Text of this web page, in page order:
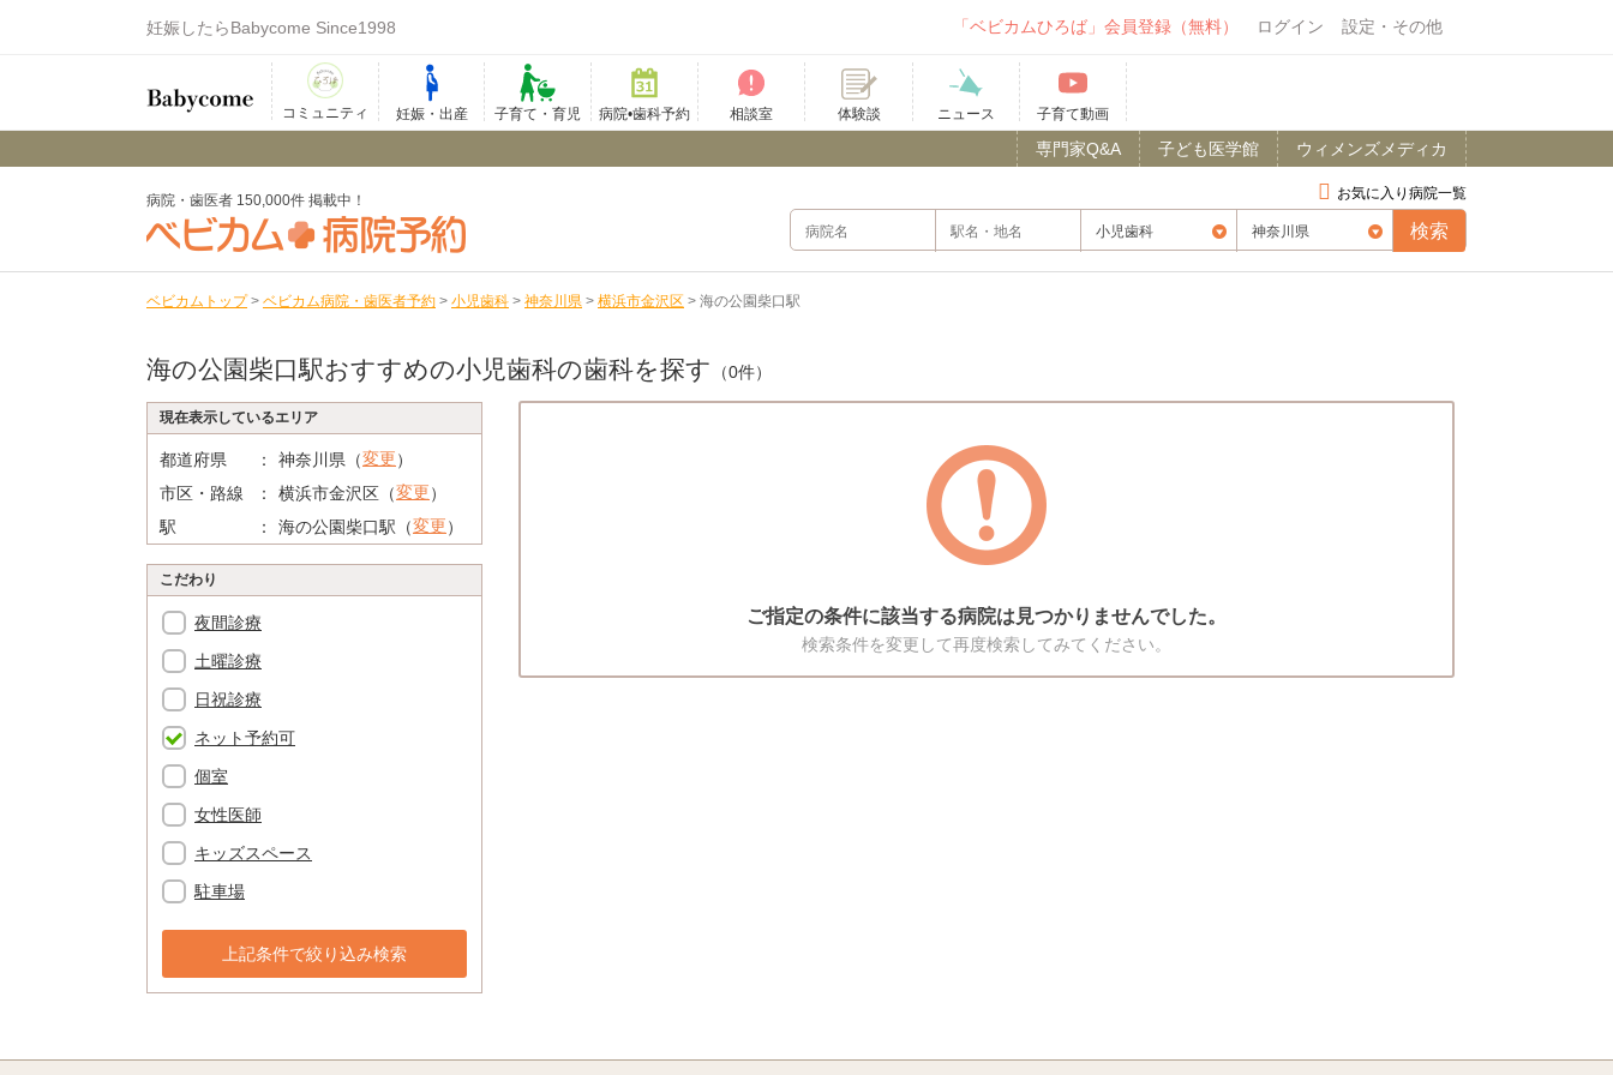
妊娠したらBabycome Since1998 「ベビカムひろば」会員登録（無料） ログイン 設定・その他
コミュニティ 妊娠・出産 子育て・育児 病院•歯科予約 相談室 体験談 ニュース 子育て動画
ウィメンズメディカ
子ども医学館
専門家Q&A
お気に入り病院一覧
病院・歯医者 150,000件 掲載中！
ベビカムトップ > ベビカム病院・歯医者予約 > 小児歯科 > 神奈川県 > 横浜市金沢区 > 海の公園柴口駅
海の公園柴口駅おすすめの小児歯科の歯科を探す （0件）
現在表示しているエリア
都道府県 神奈川県（変更）
市区・路線
横浜市金沢区（変更）
駅
海の公園柴口駅（変更）
こだわり
夜間診療
土曜診療
日祝診療
ネット予約可
個室
女性医師
キッズスペース
駐車場
上記条件で絞り込み検索
ご指定の条件に該当する病院は見つかりませんでした。
検索条件を変更して再度検索してみてください。